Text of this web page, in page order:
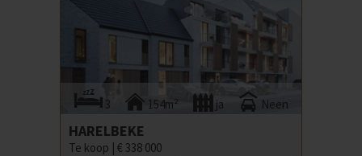
3 154m² ja Neen
HARELBEKE
Te koop | € 338 000